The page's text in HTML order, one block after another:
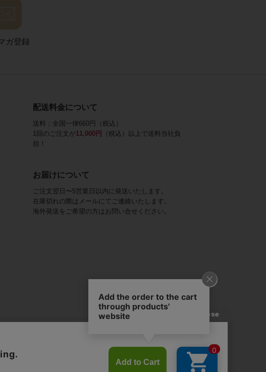
ガ登録
配送料金について
送料：全国一律660円（税込）
1回のご注文が11,000円
（税込）以上で送料当社負
担！
お届けについて
ご注文翌日〜5営業日以内に発送いたします。
在庫切れの際はメールにてご連絡いたします。
海外発送をご希望の方はお問い合せください。
るABISTE(アビステ)は、
するコンテンツ、
提供。